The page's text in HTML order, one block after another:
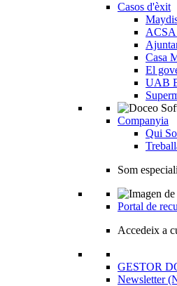
Casos d'èxit
ACSA
Casa
El
UAB
Companyia
Qui
Som
Portal de
Accedeix a
GESTOR
Newsletter